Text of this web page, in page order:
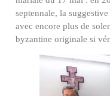
septennale, la
avec encore plus de
byzantine originale si